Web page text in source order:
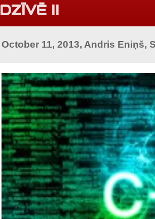
DZĪVĒ II
October 11, 2013, Andris Eniņš,